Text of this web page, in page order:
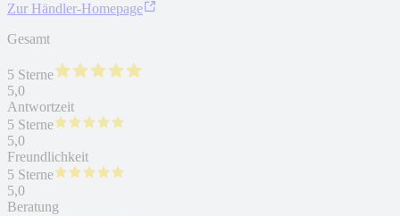
Zur Händler-Homepage
Gesamt
5 Sterne
5,0
Antwortzeit
5 Sterne
5,0
Freundlichkeit
5 Sterne
5,0
Beratung